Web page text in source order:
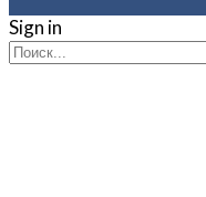
Sign in